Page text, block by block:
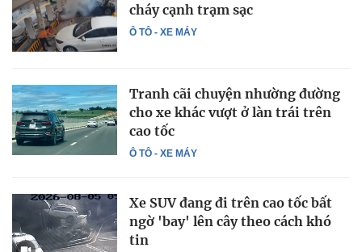
Ô TÔ - XE MÁY
cháy cạnh trạm sạc
Ô TÔ - XE MÁY
Tranh cãi chuyện nhường đường
cho xe khác vượt ở làn trái trên
cao tốc
Xe SUV đang đi trên cao tốc bất
ngờ 'bay' lên cây theo cách khó
tin